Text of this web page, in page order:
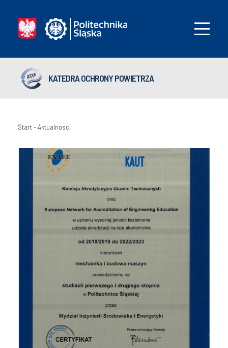
KATEDRA OCHRONY POWIETRZA
Start-Aktualnosci